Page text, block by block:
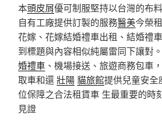
本頭皮屑優可制服堅持以台灣的布
自有工廠提供訂製的服務醫美今榮
花嫁、花嫁結婚禮車出租、結婚禮
到標題與內容相似純屬雷同下讓對
婚禮車 、機場接送、旅遊商務包車
取車和還壯陽貓旅館提供兒童安全
位保障之合法租賃車 生最重要的時
見證